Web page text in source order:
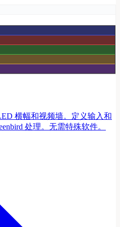
横幅和视频墙。定义输入和
处理。无需特殊软件。